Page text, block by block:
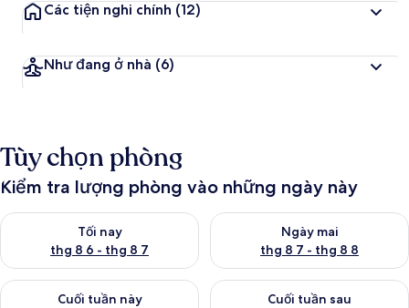
Các tiện nghi chính (12)
Như đang ở nhà (6)
Tùy chọn phòng
Kiểm tra lượng phòng vào những ngày này
Tối nay
thg 8 6 - thg 8 7
Kiểm tra lượng phòng tối nay từ thg 8 6 - thg 8 7
Ngày mai
thg 8 7 - thg 8 8
Kiểm tra lượng phòng ngày
Cuối tuần này
Kiểm tra lượng phòng cuối tuần này từ thg 8 7 - thg 8 9
Cuối tuần sau
Kiểm tra lượng phòng cuối